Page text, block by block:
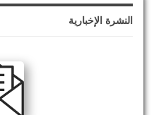
النشرة الإخبارية